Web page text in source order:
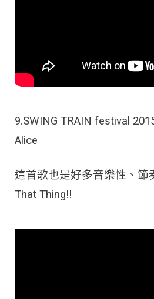
9.SWING TRAIN festival
Alice
這首歌也是好多音樂性、節
That Thing!!